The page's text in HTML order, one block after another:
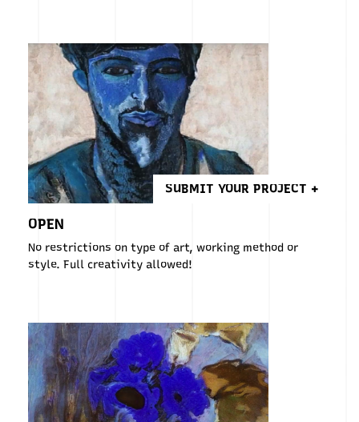
SUBMIT YOUR PROJECT +
OPEN
No restrictions on type of art, working method or
style. Full creativity allowed!